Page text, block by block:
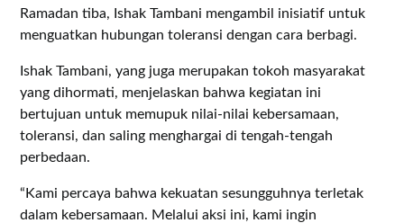
Ramadan tiba, Ishak Tambani mengambil inisiatif untuk
menguatkan hubungan toleransi dengan cara berbagi.
Ishak Tambani, yang juga merupakan tokoh masyarakat
yang dihormati, menjelaskan bahwa kegiatan ini
bertujuan untuk memupuk nilai-nilai kebersamaan,
toleransi, dan saling menghargai di tengah-tengah
perbedaan.
“Kami percaya bahwa kekuatan sesungguhnya terletak
dalam kebersamaan. Melalui aksi ini, kami ingin